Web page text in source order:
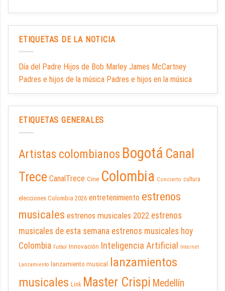
ETIQUETAS DE LA NOTICIA
Día del Padre Hijos de Bob Marley James McCartney
Padres e hijos de la música Padres e hijos en la música
ETIQUETAS GENERALES
Artistas colombianos Bogotá Canal
Trece CanalTrece Cine Colombia Concierto cultura
elecciones Colombia 2026 entretenimiento estrenos
musicales estrenos musicales 2022 estrenos
musicales de esta semana estrenos musicales hoy
Colombia Futbol Innovación Inteligencia Artificial Internet
Lanzamiento lanzamiento musical lanzamientos
musicales Link Master Crispi Medellín